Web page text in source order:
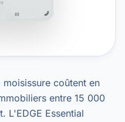
coûtent en
entre 15 000
L'EDGE Essential